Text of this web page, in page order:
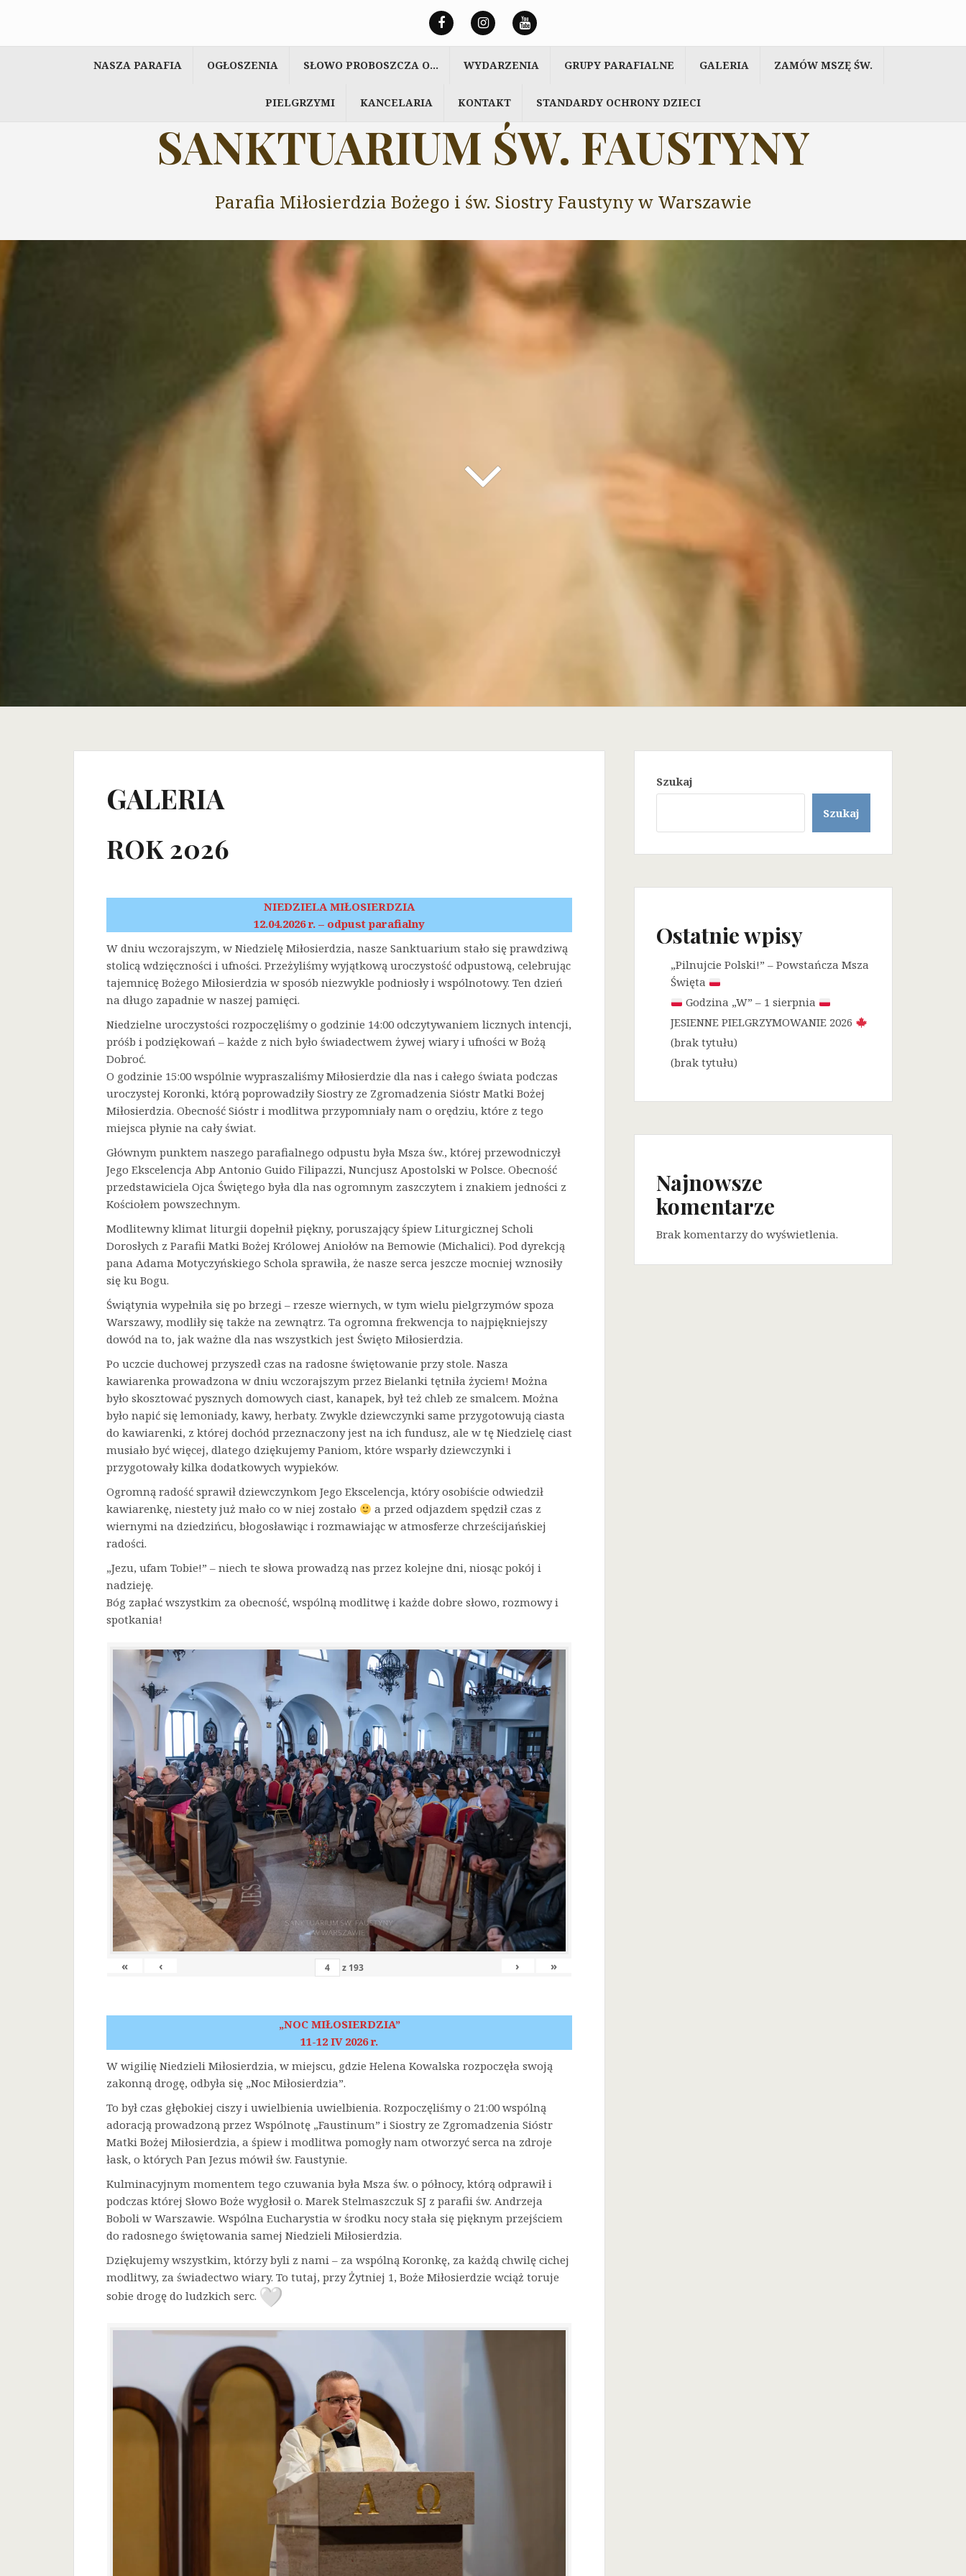
treści
NASZA PARAFIA OGŁOSZENIA SŁOWO PROBOSZCZA O… WYDARZENIA GRUPY PARAFIALNE GALERIA ZAMÓW MSZĘ ŚW.
PIELGRZYMI KANCELARIA KONTAKT STANDARDY OCHRONY DZIECI
SANKTUARIUM ŚW. FAUSTYNY
Parafia Miłosierdzia Bożego i św. Siostry Faustyny w Warszawie
GALERIA
ROK 2026
NIEDZIELA MIŁOSIERDZIA
12.04.2026 r. – odpust parafialny
W dniu wczorajszym, w Niedzielę Miłosierdzia, nasze Sanktuarium stało się prawdziwą
stolicą wdzięczności i ufności. Przeżyliśmy wyjątkową uroczystość odpustową, celebrując
tajemnicę Bożego Miłosierdzia w sposób niezwykle podniosły i wspólnotowy. Ten dzień
na długo zapadnie w naszej pamięci.
Niedzielne uroczystości rozpoczęliśmy o godzinie 14:00 odczytywaniem licznych intencji,
próśb i podziękowań – każde z nich było świadectwem żywej wiary i ufności w Bożą
Dobroć.
O godzinie 15:00 wspólnie wypraszaliśmy Miłosierdzie dla nas i całego świata podczas
uroczystej Koronki, którą poprowadziły Siostry ze Zgromadzenia Sióstr Matki Bożej
Miłosierdzia. Obecność Sióstr i modlitwa przypomniały nam o orędziu, które z tego
miejsca płynie na cały świat.
Głównym punktem naszego parafialnego odpustu była Msza św., której przewodniczył
Jego Ekscelencja Abp Antonio Guido Filipazzi, Nuncjusz Apostolski w Polsce. Obecność
przedstawiciela Ojca Świętego była dla nas ogromnym zaszczytem i znakiem jedności z
Kościołem powszechnym.
Modlitewny klimat liturgii dopełnił piękny, poruszający śpiew Liturgicznej Scholi
Dorosłych z Parafii Matki Bożej Królowej Aniołów na Bemowie (Michalici). Pod dyrekcją
pana Adama Motyczyńskiego Schola sprawiła, że nasze serca jeszcze mocniej wznosiły
się ku Bogu.
Świątynia wypełniła się po brzegi – rzesze wiernych, w tym wielu pielgrzymów spoza
Warszawy, modliły się także na zewnątrz. Ta ogromna frekwencja to najpiękniejszy
dowód na to, jak ważne dla nas wszystkich jest Święto Miłosierdzia.
Po uczcie duchowej przyszedł czas na radosne świętowanie przy stole. Nasza
kawiarenka prowadzona w dniu wczorajszym przez Bielanki tętniła życiem! Można
było skosztować pysznych domowych ciast, kanapek, był też chleb ze smalcem. Można
było napić się lemoniady, kawy, herbaty. Zwykle dziewczynki same przygotowują ciasta
do kawiarenki, z której dochód przeznaczony jest na ich fundusz, ale w tę Niedzielę ciast
musiało być więcej, dlatego dziękujemy Paniom, które wsparły dziewczynki i
przygotowały kilka dodatkowych wypieków.
Ogromną radość sprawił dziewczynkom Jego Ekscelencja, który osobiście odwiedził
kawiarenkę, niestety już mało co w niej zostało
a przed odjazdem spędził czas z
wiernymi na dziedzińcu, błogosławiąc i rozmawiając w atmosferze chrześcijańskiej
radości.
„Jezu, ufam Tobie!” – niech te słowa prowadzą nas przez kolejne dni, niosąc pokój i
nadzieję.
Bóg zapłać wszystkim za obecność, wspólną modlitwę i każde dobre słowo, rozmowy i
spotkania!
« ‹ z 193 › »
„NOC MIŁOSIERDZIA”
11-12 IV 2026 r.
W wigilię Niedzieli Miłosierdzia, w miejscu, gdzie Helena Kowalska rozpoczęła swoją
zakonną drogę, odbyła się „Noc Miłosierdzia”.
To był czas głębokiej ciszy i uwielbienia uwielbienia. Rozpoczęliśmy o 21:00 wspólną
adoracją prowadzoną przez Wspólnotę „Faustinum” i Siostry ze Zgromadzenia Sióstr
Matki Bożej Miłosierdzia, a śpiew i modlitwa pomogły nam otworzyć serca na zdroje
łask, o których Pan Jezus mówił św. Faustynie.
Kulminacyjnym momentem tego czuwania była Msza św. o północy, którą odprawił i
podczas której Słowo Boże wygłosił o. Marek Stelmaszczuk SJ z parafii św. Andrzeja
Boboli w Warszawie. Wspólna Eucharystia w środku nocy stała się pięknym przejściem
do radosnego świętowania samej Niedzieli Miłosierdzia.
Dziękujemy wszystkim, którzy byli z nami – za wspólną Koronkę, za każdą chwilę cichej
modlitwy, za świadectwo wiary. To tutaj, przy Żytniej 1, Boże Miłosierdzie wciąż toruje
sobie drogę do ludzkich serc.
Szukaj
Szukaj
Ostatnie wpisy
„Pilnujcie Polski!” – Powstańcza Msza
Święta
Godzina „W” – 1 sierpnia
JESIENNE PIELGRZYMOWANIE 2026
(brak tytułu)
(brak tytułu)
Najnowsze
komentarze
Brak komentarzy do wyświetlenia.